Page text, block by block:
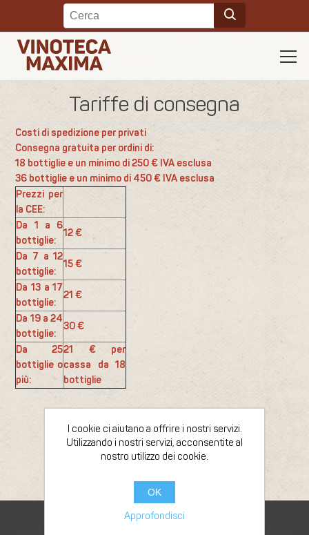
Tariffe di consegna
Costi di spedizione per privati
Consegna gratuita per ordini di:
18 bottiglie e un minimo di 250 € IVA esclusa
36 bottiglie e un minimo di 450 € IVA esclusa
Prezzi per
la CEE:
Da 1 a 6
bottiglie:
12 €
Da 7 a 12
bottiglie:
15 €
Da 13 a 17
bottiglie:
21 €
Da 19 a 24
bottiglie:
30 €
Da 25
bottiglie o
più:
21 € per
cassa da 18
bottiglie
I cookie ci aiutano a offrire i nostri servizi.
Utilizzando i nostri servizi, acconsentite al
nostro utilizzo dei cookie.
OK
Approfondisci